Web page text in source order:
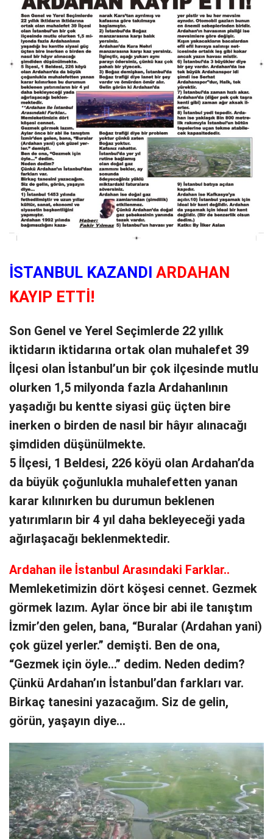
İSTANBUL KAZANDI ARDAHAN
KAYIP ETTİ!
Son Genel ve Yerel Seçimlerde 22 yıllık
iktidarın iktidarına ortak olan muhalefet 39
İlçesi olan İstanbul’un bir çok ilçesinde mutlu
olurken 1,5 milyonda fazla Ardahanlının
yaşadığı bu kentte siyasi güç üçten bire
inerken o birden de nasıl bir hâyır alınacağı
şimdiden düşünülmekte.
5 İlçesi, 1 Beldesi, 226 köyü olan Ardahan’da
da büyük çoğunlukla muhalefetten yanan
karar kılınırken bu durumun beklenen
yatırımların bir 4 yıl daha bekleyeceği yada
ağırlaşacağı beklenmektedir.
Ardahan ile İstanbul Arasındaki Farklar..
Memleketimizin dört köşesi cennet. Gezmek
görmek lazım. Aylar önce bir abi ile tanıştım
İzmir’den gelen, bana, “Buralar (Ardahan yani)
çok güzel yerler.” demişti. Ben de ona,
“Gezmek için öyle…” dedim. Neden dedim?
Çünkü Ardahan’ın İstanbul’dan farkları var.
Birkaç tanesini yazacağım. Siz de gelin,
görün, yaşayın diye…